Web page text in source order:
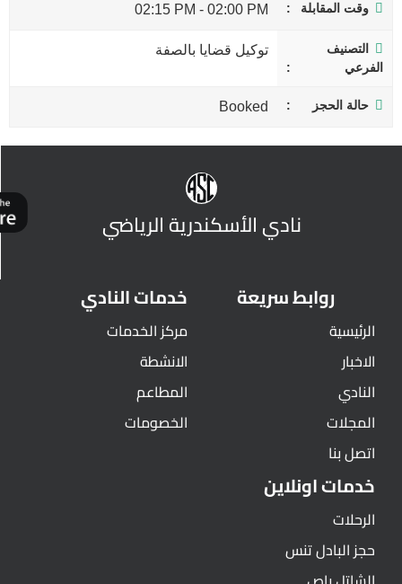
وقت المقابلة 02:00 PM
-
02:15 PM
التصنيف
الفرعي
توكيل قضايا بالصفة
حالة الحجز Booked
نادي الأسكندرية الرياضي
روابط سريعة
الرئيسية
الاخبار
النادي
المجلات
اتصل بنا
خدمات النادي
مركز الخدمات
الانشطة
المطاعم
الخصومات
خدمات اونلاين
الرحلات
حجز البادل تنس